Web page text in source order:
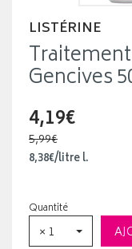
LISTÉRINE
Gencives
4,19€
5,99€
8,38€/litrel.
Quantité
× 1